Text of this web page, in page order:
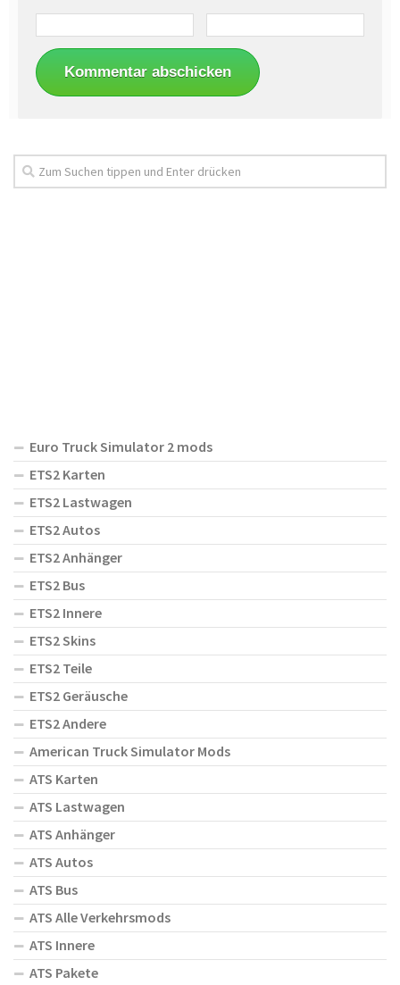
Euro Truck Simulator 2 mods
ETS2 Karten
ETS2 Lastwagen
ETS2 Autos
ETS2 Anhänger
ETS2 Bus
ETS2 Innere
ETS2 Skins
ETS2 Teile
ETS2 Geräusche
ETS2 Andere
American Truck Simulator Mods
ATS Karten
ATS Lastwagen
ATS Anhänger
ATS Autos
ATS Bus
ATS Alle Verkehrsmods
ATS Innere
ATS Pakete